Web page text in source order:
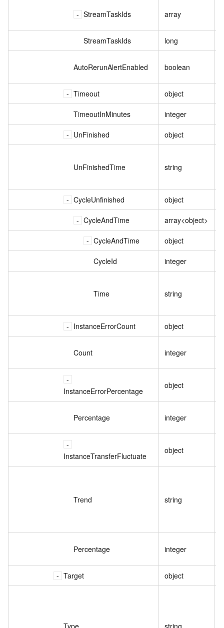
StreamTaskIds array
StreamTaskIds long
AutoRerunAlertEnabled boolean
Timeout object
TimeoutInMinutes integer
UnFinished object
UnFinishedTime string
CycleUnfinished object
CycleAndTime array<object>
CycleAndTime object
CycleId integer
Time string
InstanceErrorCount object
Count integer
InstanceErrorPercentage
object
Percentage integer
InstanceTransferFluctuate
object
Trend string
Percentage integer
Target object
Type string